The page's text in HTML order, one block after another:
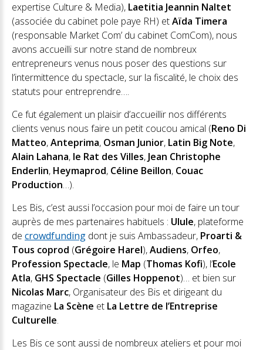
expertise Culture & Media), Laetitia Jeannin Naltet
(associée du cabinet pole paye RH) etAïda Timera
(responsable Market Com’ du cabinet ComCom), nous
avons accueilli sur notre stand de nombreux
entrepreneurs venus nous poser des questions sur
l’intermittence du spectacle, sur la fiscalité, le choix des
statuts pour entreprendre….
Ce fut également un plaisir d’accueillir nos différents
clients venus nous faire un petit coucou amical (Reno Di
Matteo,Anteprima, Osman Junior, Latin Big Note,
Alain Lahana, le Rat des Villes, Jean Christophe
Enderlin, Heymaprod, Céline Beillon, Couac
Production…).
Les Bis, c’est aussi l’occasion pour moi de faire un tour
auprès de mes partenaires habituels : Ulule, plateforme
de crowdfunding dont je suis Ambassadeur, Proarti &
Tous coprod (Grégoire Harel),Audiens, Orfeo,
Profession Spectacle, le Map (Thomas Kofi), l’Ecole
Atla, GHS Spectacle (Gilles Hoppenot)… et bien sur
Nicolas Marc, Organisateur des Bis et dirigeant du
magazine La Scène et La Lettre de l’Entreprise
Culturelle.
Les Bis ce sont aussi de nombreux ateliers et pour moi